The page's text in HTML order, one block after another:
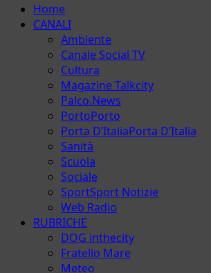
Menu
principale
Home
CANALI
Ambiente
Canale Social TV
Cultura
Magazine Talkcity
Palco.News
PortoPorto
Porta D’ItaliaPorta D’Italia
Sanità
Scuola
Sociale
SportSport Notizie
Web Radio
RUBRICHE
DOG inthecity
Fratello Mare
Meteo